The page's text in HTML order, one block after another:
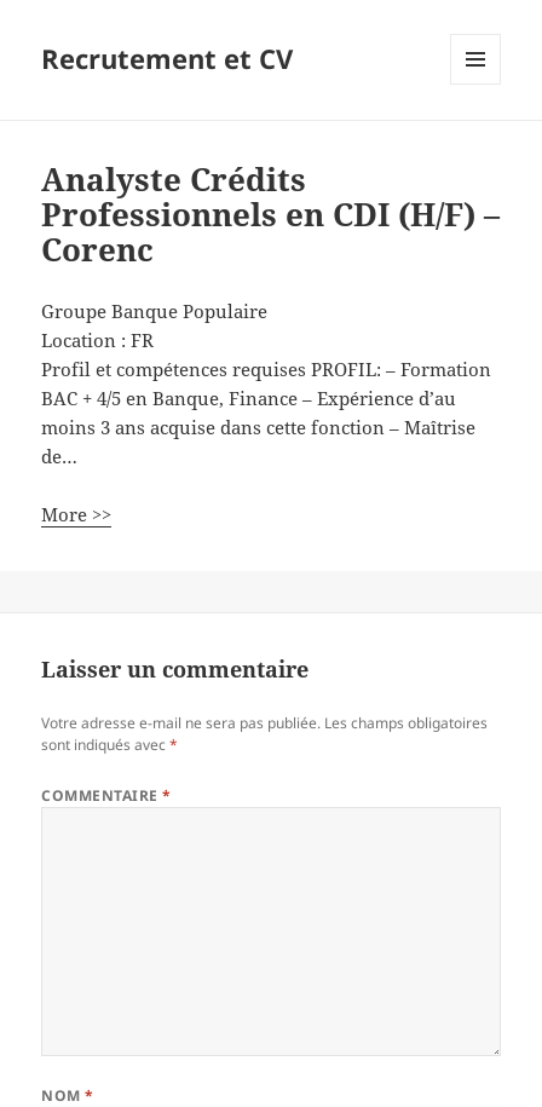
Recrutement et CV
Analyste Crédits
Professionnels en CDI (H/F) –
Corenc
Groupe Banque Populaire
Location :FR
Profil et compétences requises PROFIL: – Formation
BAC + 4/5 en Banque, Finance – Expérience d’au
moins 3 ans acquise dans cette fonction – Maîtrise
de…
More >>
Laisser un commentaire
Votre adresse e-mail ne sera pas publiée. Les champs obligatoires
sont indiqués avec*
COMMENTAIRE*
NOM*